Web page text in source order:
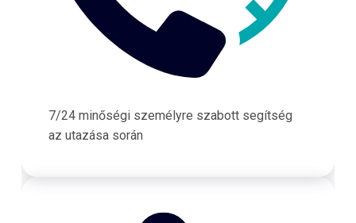
7/24 minőségi személyre szabott segítség
az utazása során